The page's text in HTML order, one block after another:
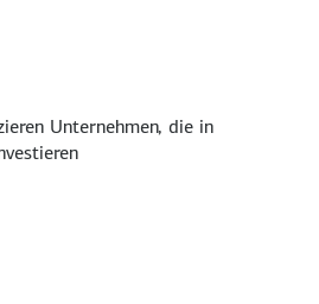
Unternehmen, die in